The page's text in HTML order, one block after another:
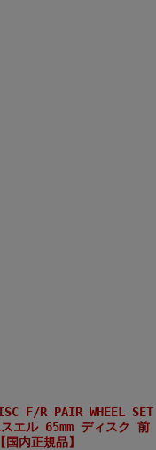
F/R PAIR WHEEL SET
エル 65mm ディスク 前
内正規品】